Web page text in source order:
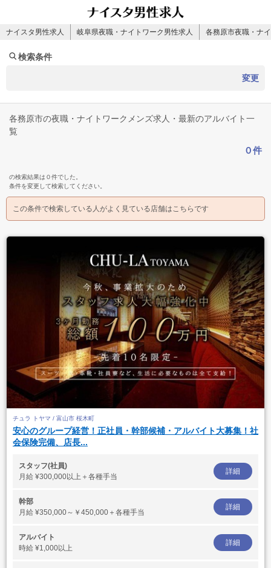
ナイスタ男性求人 岐阜県夜職・ナイトワーク男性求人 各務原市夜職・ナ
検索条件
変更
各務原市の夜職・ナイトワークメンズ求人・最新のアルバイト一
覧
０件
の検索結果は０件でした。
条件を変更して検索してください。
この条件で検索している人がよく見ている店舗はこちらです
チュラ トヤマ / 富山市 桜木町
安心のグループ経営！正社員・幹部候補・アルバイト大募集！社
会保険完備、店長...
スタッフ(社員)
月給 ¥300,000以上＋各種手当
詳細
幹部
月給 ¥350,000～￥450,000＋各種手当
詳細
アルバイト
時給 ¥1,000以上
詳細